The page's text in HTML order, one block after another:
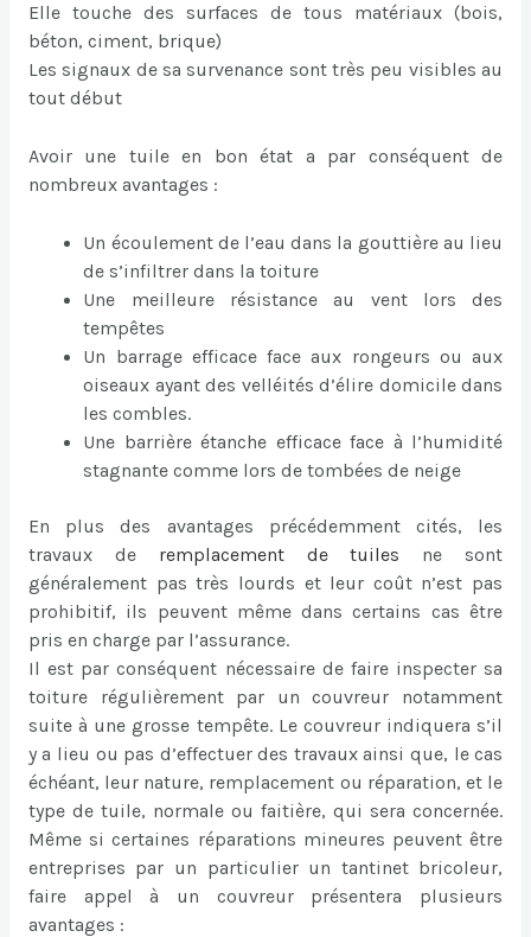
Elle touche des surfaces de tous matériaux (bois,
béton, ciment, brique)
Les signaux de sa survenance sont très peu visibles au
tout début
Avoir une tuile en bon état a par conséquent de
nombreux avantages :
Un écoulement de l’eau dans la gouttière au lieu
de s’infiltrer dans la toiture
Une meilleure résistance au vent lors des
tempêtes
Un barrage efficace face aux rongeurs ou aux
oiseaux ayant des velléités d’élire domicile dans
les combles.
Une barrière étanche efficace face à l’humidité
stagnante comme lors de tombées de neige
En plus des avantages précédemment cités, les
travaux de
remplacement de tuiles
ne sont
généralement pas très lourds et leur coût n’est pas
prohibitif, ils peuvent même dans certains cas être
pris en charge par l’assurance.
Il est par conséquent nécessaire de faire inspecter sa
toiture régulièrement par un couvreur notamment
suite à une grosse tempête. Le couvreur indiquera s’il
y a lieu ou pas d’effectuer des travaux ainsi que, le cas
échéant, leur nature, remplacement ou réparation, et le
type de tuile, normale ou faitière, qui sera concernée.
Même si certaines réparations mineures peuvent être
entreprises par un particulier un tantinet bricoleur,
faire appel à un couvreur présentera plusieurs
avantages :